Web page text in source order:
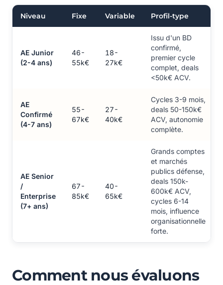
Niveau Fixe Variable Profil-type
AE Junior
(2-4 ans)
46-
55k€
18-
27k€
Issu d'un BD
confirmé,
premier cycle
complet, deals
<50k€ ACV.
AE
Confirmé
(4-7 ans)
55-
67k€
27-
40k€
Cycles 3-9 mois,
deals 50-150k€
ACV, autonomie
complète.
AE Senior
/
Enterprise
(7+ ans)
67-
85k€
40-
65k€
Grands comptes
et marchés
publics défense,
deals 150k-
600k€ ACV,
cycles 6-14
mois, influence
organisationnelle
forte.
Comment nous évaluons